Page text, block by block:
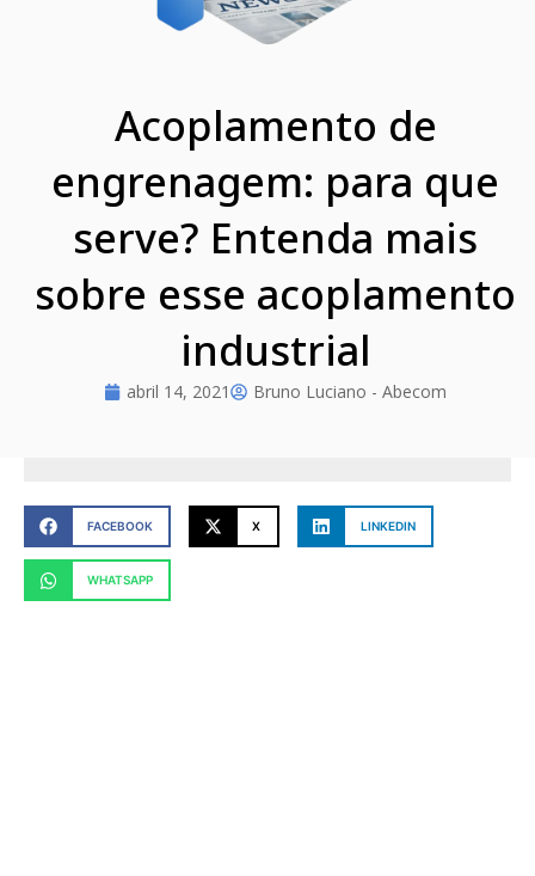
Acoplamento de
engrenagem: para que
serve? Entenda mais
sobre esse acoplamento
industrial
abril 14, 2021 Bruno Luciano - Abecom
FACEBOOK X LINKEDIN
WHATSAPP